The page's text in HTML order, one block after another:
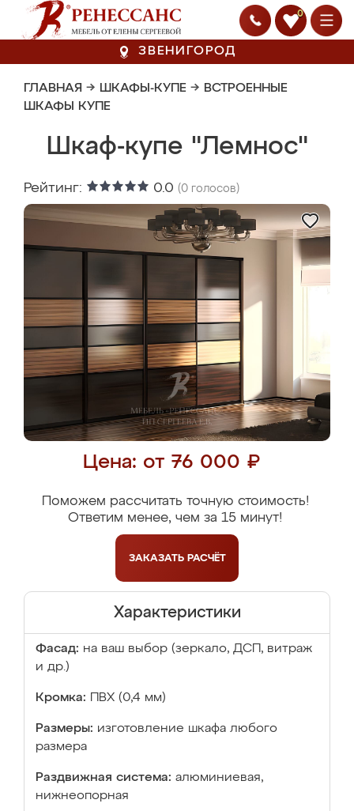
0
ЗВЕНИГОРОД
ГЛАВНАЯ → ШКАФЫ-КУПЕ → ВСТРОЕННЫЕ
ШКАФЫ КУПЕ
Шкаф-купе "Лемнос"
Рейтинг: 0.0 (0 голосов)
Цена: от 76 000 ₽
Поможем рассчитать точную стоимость!
Ответим менее, чем за 15 минут!
ЗАКАЗАТЬ РАСЧЁТ
Характеристики
Фасад: на ваш выбор (зеркало, ДСП, витраж
и др.)
Кромка: ПВХ (0,4 мм)
Размеры: изготовление шкафа любого
размера
Раздвижная система: алюминиевая,
нижнеопорная